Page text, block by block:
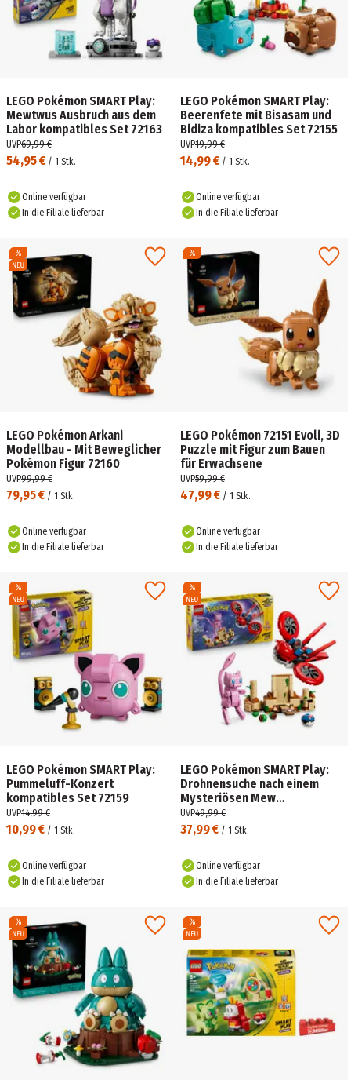
LEGO Pokémon SMART Play:
Mewtwus Ausbruch aus dem
Labor kompatibles Set 72163
54,95 € / 1 Stk.
UVP69,99 €
Online verfügbar
In die Filiale lieferbar
LEGO Pokémon SMART Play:
Beerenfete mit Bisasam und
Bidiza kompatibles Set 72155
14,99 € / 1 Stk.
UVP19,99 €
Online verfügbar
In die Filiale lieferbar
LEGO Pokémon Arkani
Modellbau - Mit Beweglicher
Pokémon Figur 72160
79,95 € / 1 Stk.
UVP99,99 €
Online verfügbar
In die Filiale lieferbar
LEGO Pokémon 72151 Evoli, 3D
Puzzle mit Figur zum Bauen
für Erwachsene
47,99 € / 1 Stk.
UVP59,99 €
Online verfügbar
In die Filiale lieferbar
LEGO Pokémon SMART Play:
Pummeluff-Konzert
kompatibles Set 72159
10,99 € / 1 Stk.
UVP14,99 €
Online verfügbar
In die Filiale lieferbar
LEGO Pokémon SMART Play:
Drohnensuche nach einem
Mysteriösen Mew
kompatibles Set 72161
37,99 € / 1 Stk.
UVP49,99 €
Online verfügbar
In die Filiale lieferbar